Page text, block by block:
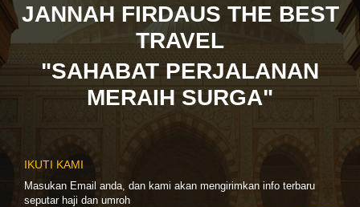
JANNAH FIRDAUS THE BEST
TRAVEL
"SAHABAT PERJALANAN
MERAIH SURGA"
IKUTI KAMI
Masukan Email anda, dan kami akan mengirimkan info terbaru
seputar haji dan umroh